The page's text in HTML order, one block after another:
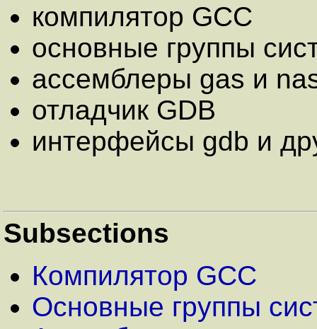
компилятор GCC
основные группы
ассемблеры gas и
отладчик GDB
интерфейсы gdb и
Subsections
Компилятор GCC
Основные группы